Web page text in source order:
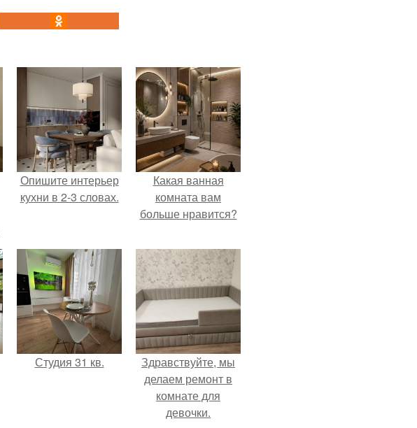
Опишите интерьер
кухни в 2-3 словах.
Какая ванная
комната вам
больше нравится?
Студия 31 кв.
Здравствуйте, мы
делаем ремонт в
комнате для
девочки.